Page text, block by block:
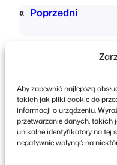
Aby zapewnić najlepszą
takich jak pliki cookie do
informacji o urządzeniu.
przetwarzanie danych, takich
unikalne identyfikatory na tej
negatywnie wpłynąć na
« Poprzedni
Copyright © 2026